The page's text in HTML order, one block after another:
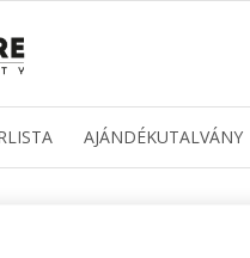
AJÁNDÉKUTALVÁNY